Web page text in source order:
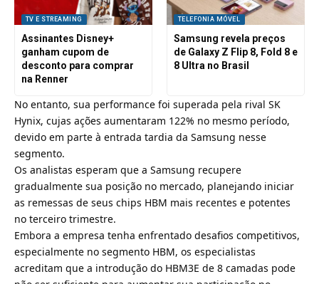
TV E STREAMING
Assinantes Disney+
ganham cupom de
desconto para comprar
na Renner
TELEFONIA MÓVEL
Samsung revela preços
de Galaxy Z Flip 8, Fold 8 e
8 Ultra no Brasil
No entanto, sua performance foi superada pela rival SK
Hynix, cujas ações aumentaram 122% no mesmo período,
devido em parte à entrada tardia da Samsung nesse
segmento.
Os analistas esperam que a Samsung recupere
gradualmente sua posição no mercado, planejando iniciar
as remessas de seus chips HBM mais recentes e potentes
no terceiro trimestre.
Embora a empresa tenha enfrentado desafios competitivos,
especialmente no segmento HBM, os especialistas
acreditam que a introdução do HBM3E de 8 camadas pode